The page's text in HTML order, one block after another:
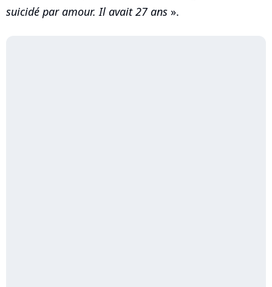
suicidé par amour. Il avait 27 ans ».